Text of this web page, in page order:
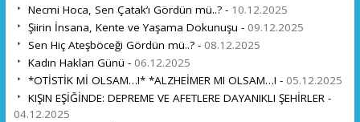
Necmi Hoca, Sen Çatak’ı Gördün mü..? - 10.12.2025
Şiirin İnsana, Kente ve Yaşama Dokunuşu - 09.12.2025
Sen Hiç Ateşböceği Gördün mü..? - 08.12.2025
Kadın Hakları Günü - 06.12.2025
*OTİSTİK Mİ OLSAM…!* *ALZHEİMER MI OLSAM…! - 05.12.2025
KIŞIN EŞİĞİNDE: DEPREME VE AFETLERE DAYANIKLI ŞEHİRLER -
04.12.2025